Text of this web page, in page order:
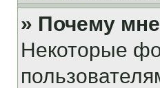
» Почему
Некоторые